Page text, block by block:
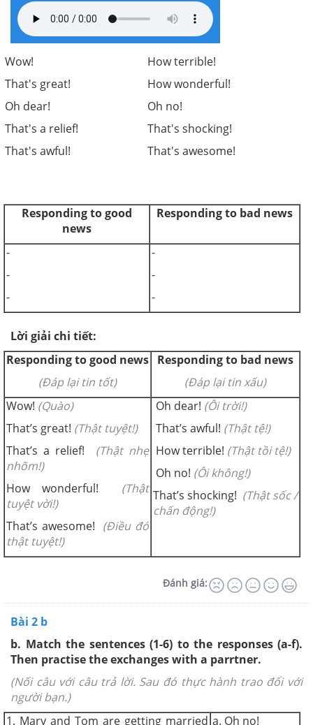
Wow!
How terrible!
That's great!
How wonderful!
Oh dear!
Oh no!
That's a relief!
That's shocking!
That's awful!
That's awesome!
Responding to good
news
Responding to bad news
-
-
-
-
-
-
Lời giải chi tiết:
Responding to good news
(Đáp lại tin tốt)
Responding to bad news
(Đáp lại tin xấu)
Wow! (Quào)
That’s great! (Thật tuyệt!)
That’s a relief!
(Thật nhẹ
nhõm!)
How wonderful!
(Thật
tuyệt vời!)
That’s awesome! (Điều đó
thật tuyệt!)
Oh dear! (Ôi trời!)
That’s awful! (Thật tệ!)
How terrible! (Thật tồi tệ!)
Oh no! (Ôi không!)
That’s shocking! (Thật sốc /
chấn động!)
Đánh giá:
Bài 2 b
b. Match the sentences (1-6) to the responses (a-f).
Then practise the exchanges with a parrtner.
(Nối câu với câu trả lời. Sau đó thực hành trao đổi với
người bạn.)
1. Mary and Tom are getting married a. Oh no!